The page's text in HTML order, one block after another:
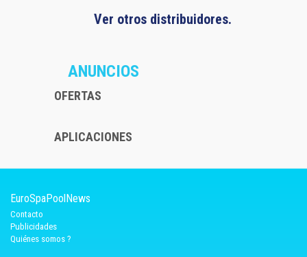
Ver otros distribuidores.
ANUNCIOS
OFERTAS
APLICACIONES
EuroSpaPoolNews
Contacto
Publicidades
Quiénes somos ?